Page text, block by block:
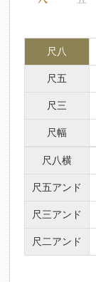
尺八
尺五
尺三
尺幅
尺八横
尺五アンド
尺三アンド
尺二アンド